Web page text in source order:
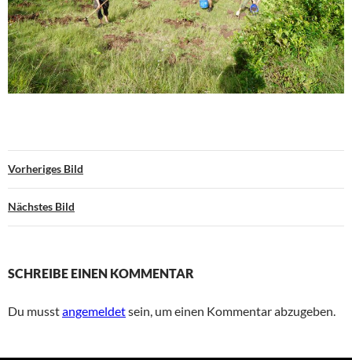
Vorheriges Bild
Nächstes Bild
SCHREIBE EINEN KOMMENTAR
Du musstangemeldetsein, um einen Kommentar abzugeben.